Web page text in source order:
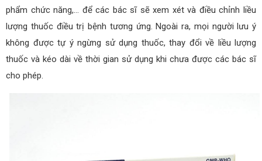
phẩm chức năng,… để các bác sĩ sẽ xem xét và điều chỉnh liều
lượng thuốc điều trị bệnh tương ứng. Ngoài ra, mọi người lưu ý
không được tự ý ngừng sử dụng thuốc, thay đổi về liều lượng
thuốc và kéo dài về thời gian sử dụng khi chưa được các bác sĩ
cho phép.